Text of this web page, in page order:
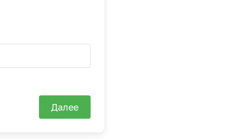
Далее